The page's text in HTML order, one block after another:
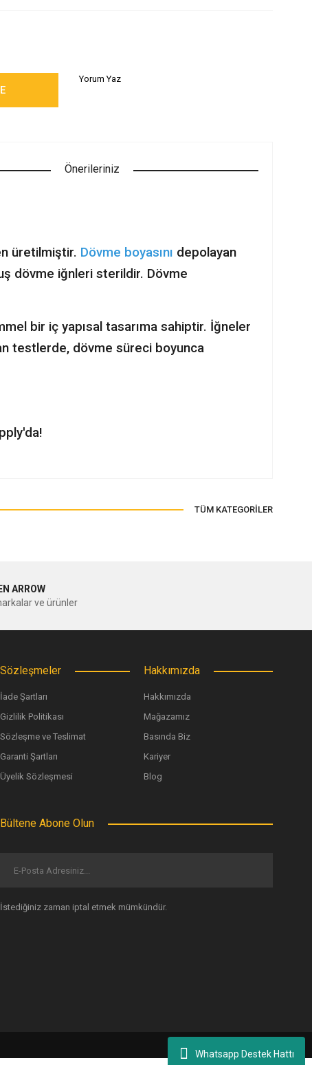
Whatsapp Destek Hattı
Yorum Yaz
Önerileriniz
üretilmiştir. Dövme boyasını depolayan
dövme iğnleri sterildir. Dövme
bir iç yapısal tasarıma sahiptir. İğneler
testlerde, dövme süreci boyunca
TÜM KATEGORİLER
Renk)
ARROW
ve ürünler
Sözleşmeler
İade Şartları
Gizlilik Politikası
Sözleşme ve Teslimat
Garanti Şartları
Üyelik Sözleşmesi
Hakkımızda
Hakkımızda
Mağazamız
Basında Biz
Kariyer
Blog
Bültene Abone Olun
İstediğiniz zaman iptal etmek mümkündür.